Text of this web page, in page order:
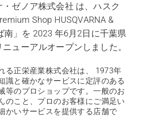
ゼノア株式会社 は、ハスク
Shop HUSQVARNA &
南」を 2023 年6月2日に千葉県
ューアルオープンしました。
る正栄産業株式会社は、 1973年
識と確かなサービスに定評のある
等のプロショップです。一般のお
のこと、プロのお客様にご満足い
かいサービスを提供する店舗で